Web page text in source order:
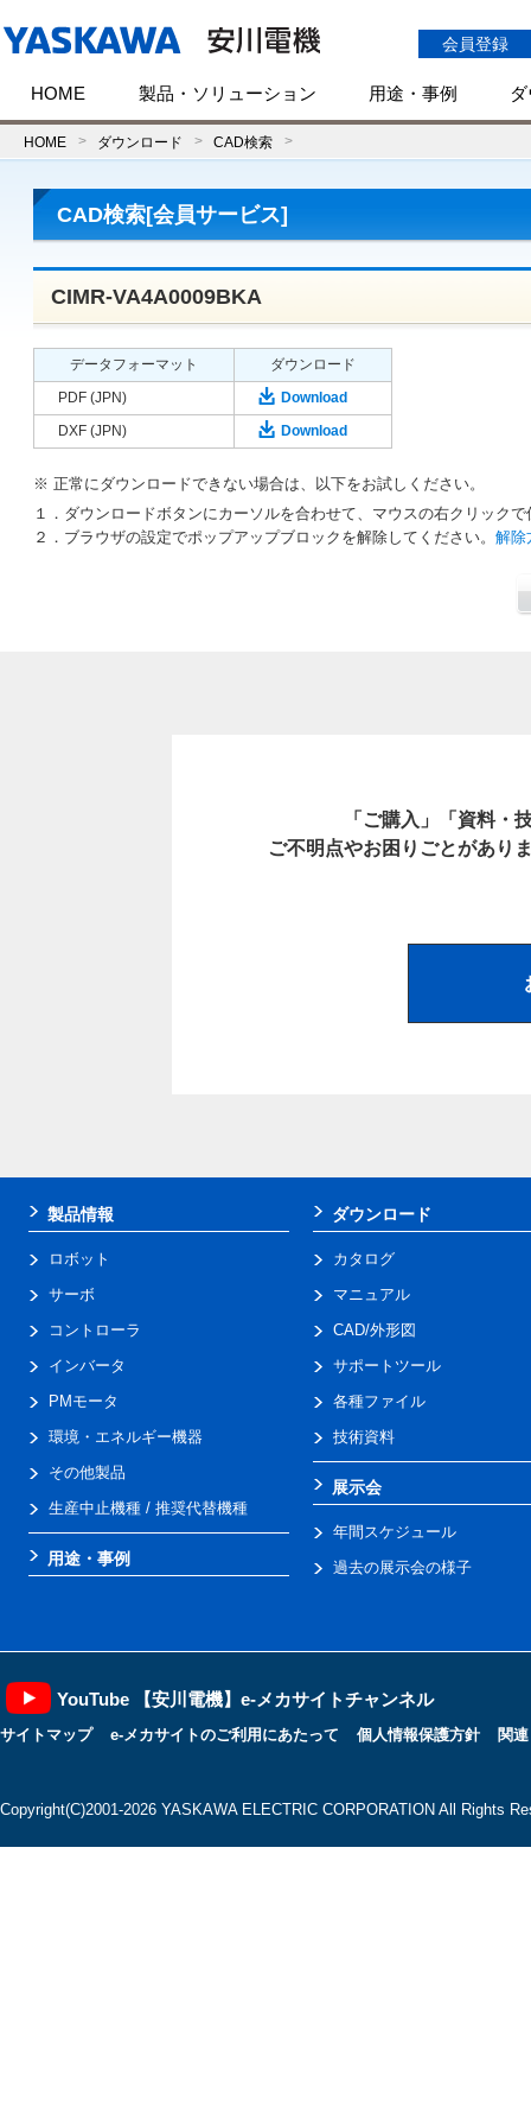
会員登録
HOME 製品・ソリューション 用途・事例
HOME ダウンロード CAD検索
CAD検索[会員サービス]
CIMR-VA4A0009BKA
データフォーマット
ダウンロード
PDF (JPN)
Download
DXF (JPN)
Download
※ 正常にダウンロードできない場合は、以下をお試しください。
１．ダウンロードボタンにカーソルを合わせて、マウスの右クリック
２．ブラウザの設定でポップアップブロックを解除してください。 解除
「ご購入」「資料・
ご不明点やお困りごとがあり
製品情報
ロボット
サーボ
コントローラ
インバータ
PMモータ
環境・エネルギー機器
その他製品
生産中止機種 / 推奨代替機種
用途・事例
ダウンロード
カタログ
マニュアル
CAD/外形図
サポートツール
各種ファイル
技術資料
展示会
年間スケジュール
過去の展示会の様子
YouTube 【安川電機】e-メカサイトチャンネル
サイトマップ e-メカサイトのご利用にあたって 個人情報保護方針 関
Copyright(C)2001‐2026 YASKAWA ELECTRIC CORPORATION All Rights